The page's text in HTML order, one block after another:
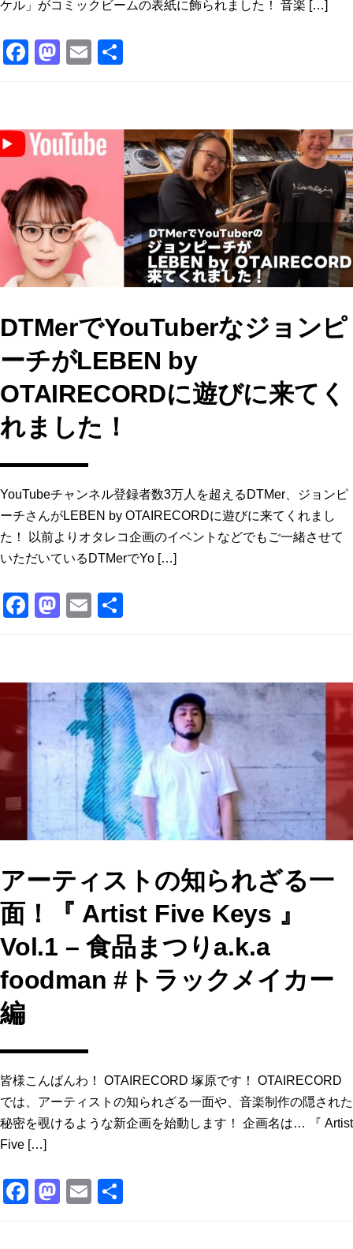
ケル」がコミックビームの表紙に飾られました！ 音楽 […]
F
e
b
o
o
k
M
o
d
o
n
E
l
DTMerでYouTuberなジョンピ
ーチがLEBEN by
OTAIRECORDに遊びに来てく
れました！
YouTubeチャンネル登録者数3万人を超えるDTMer、ジョンピ
ーチさんがLEBEN by OTAIRECORDに遊びに来てくれまし
た！ 以前よりオタレコ企画のイベントなどでもご一緒させて
いただいているDTMerでYo […]
F
e
b
o
o
k
M
o
d
o
n
E
l
アーティストの知られざる一
面！『 Artist Five Keys 』
Vol.1 – 食品まつりa.k.a
foodman #トラックメイカー
編
皆様こんばんわ！ OTAIRECORD 塚原です！ OTAIRECORD
では、アーティストの知られざる一面や、音楽制作の隠された
秘密を覗けるような新企画を始動します！ 企画名は… 『 Artist
Five […]
F M E